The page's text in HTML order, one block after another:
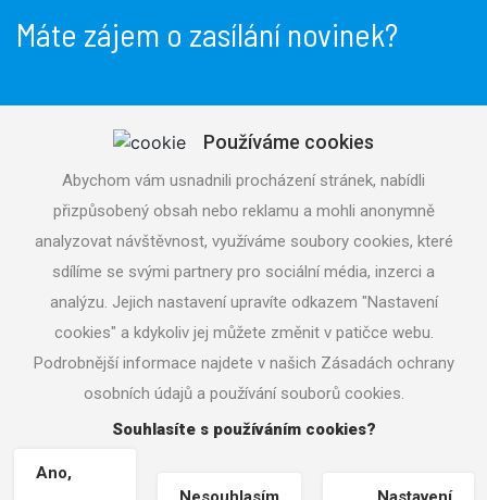
Máte zájem o zasílání novinek?
Souhlasím sezpracováním osobních údajů
Copyright © 2026 aquatrading.cz
Nastavení cookies | Tvorba www stránek Machin.cz
Používáme cookies
Abychom vám usnadnili procházení stránek, nabídli
přizpůsobený obsah nebo reklamu a mohli anonymně
analyzovat návštěvnost, využíváme soubory cookies, které
sdílíme se svými partnery pro sociální média, inzerci a
analýzu. Jejich nastavení upravíte odkazem "Nastavení
cookies" a kdykoliv jej můžete změnit v patičce webu.
Podrobnější informace najdete v našich Zásadách ochrany
osobních údajů a používání souborů cookies.
Souhlasíte s používáním cookies?
Ano,